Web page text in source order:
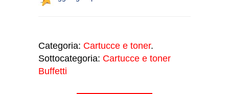
Categoria: Cartucce e toner.
Sottocategoria: Cartucce e toner
Buffetti